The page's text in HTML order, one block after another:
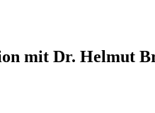
mit Dr. Helmut